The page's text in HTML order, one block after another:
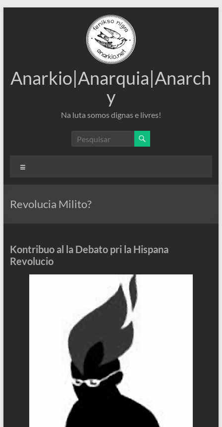
Anarkio|Anarquia|Anarch
y
Na luta somos dignas e livres!
Revolucia Milito?
Kontribuo al la Debato pri la Hispana
Revolucio